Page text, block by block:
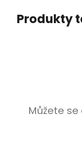
Produkty
Můžete